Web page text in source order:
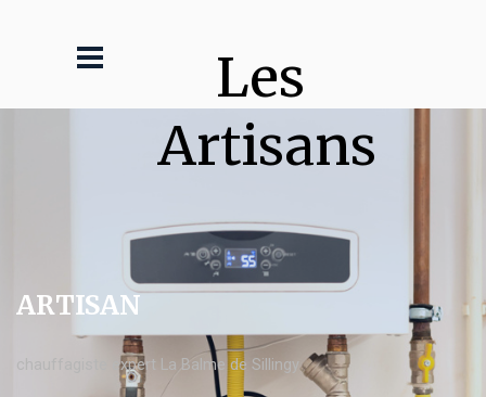
Les
Artisans
ARTISAN
chauffagiste expert La Balme de Sillingy